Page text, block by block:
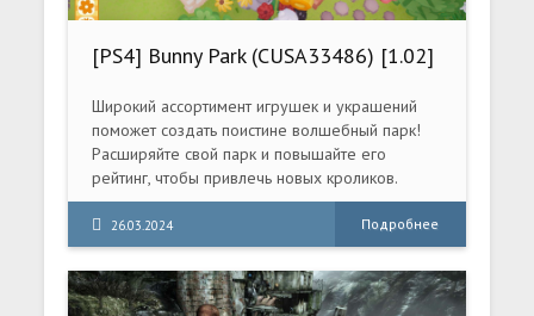
[PS4] Bunny Park (CUSA33486) [1.02]
Широкий ассортимент игрушек и украшений
поможет создать поистине волшебный парк!
Расширяйте свой парк и повышайте его
рейтинг, чтобы привлечь новых кроликов.
Обязательно гладьте кроликов, они это любят.
26.03.2024 Подробнее